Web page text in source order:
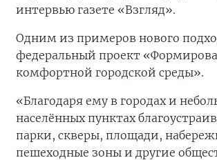
интервью газете «Взгляд».
Одним из примеров нового
федеральный проект
комфортной городской среды».
«Благодаря ему в городах и
населённых пунктах
парки, скверы, площади,
пешеходные зоны и другие